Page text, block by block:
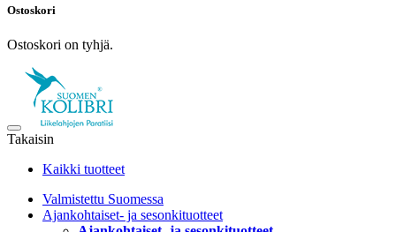
Ostoskori
Ostoskori on tyhjä.
Takaisin
Kaikki tuotteet
Valmistettu Suomessa
Ajankohtaiset- ja sesonkituotteet